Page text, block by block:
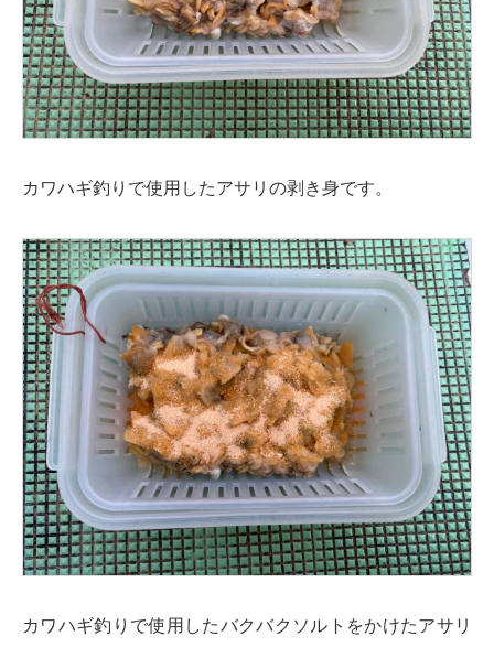
カワハギ釣りで使用したアサリの剥き身です。
カワハギ釣りで使用したバクバクソルトをかけたアサリ